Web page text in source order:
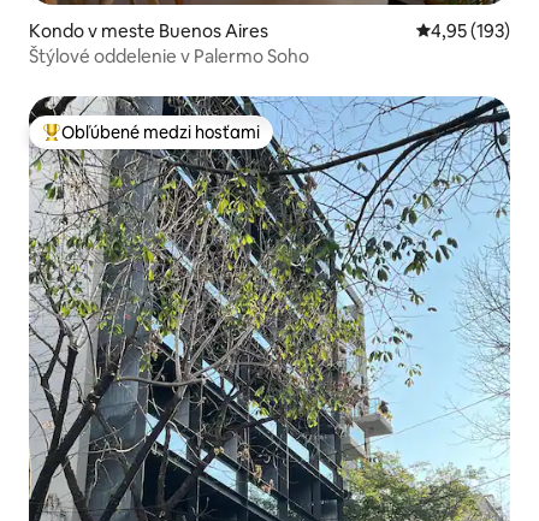
Kondo v meste Buenos Aires Priemerné
4,95 (193)
Štýlové oddelenie v Palermo Soho
Najobľúbenejšie medzi hosťami
Obľúbené medzi hosťami